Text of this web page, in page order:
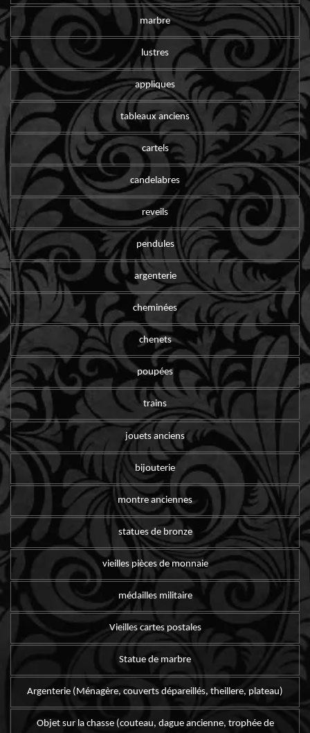
marbre
lustres
appliques
tableaux anciens
cartels
candelabres
reveils
pendules
argenterie
cheminées
chenets
poupées
trains
jouets anciens
bijouterie
montre anciennes
statues de bronze
vieilles pièces de monnaie
médailles militaire
Vieilles cartes postales
Statue de marbre
Argenterie (Ménagère, couverts dépareillés, theillere, plateau)
Objet sur la chasse (couteau, dague ancienne, trophée de